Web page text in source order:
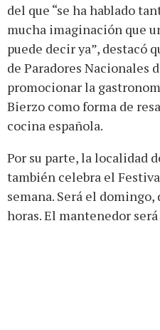
del que “se ha hablado
mucha imaginación que
puede decir ya”, destacó
de Paradores Nacionales
promocionar la
Bierzo como forma de
cocina española.
Por su parte, la localidad
también celebra el
semana. Será el domingo,
horas. El mantenedor